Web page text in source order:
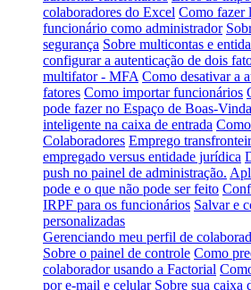
colaboradores do Excel Como fazer
funcionário como administrador
segurança Sobre multicontas e
configurar a autenticação de dois
multifator - MFA Como desativar a
fatores Como importar funcionários
pode fazer no Espaço de Boas-
inteligente na caixa de entrada
Colaboradores Emprego
empregado versus entidade jurídica
push no painel de administração.
pode e o que não pode ser feito
IRPF para os funcionários Salvar e
personalizadas
Gerenciando meu perfil de
Sobre o painel de controle Como
colaborador usando a Factorial
por e-mail e celular Sobre sua caixa